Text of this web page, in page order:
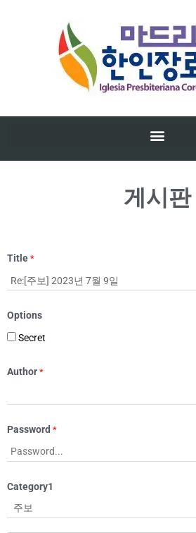
게시판
Title *
Options
Secret
Author *
Password *
Category1